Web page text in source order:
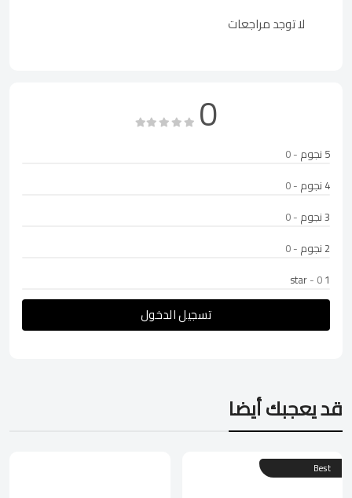
لا توجد مراجعات
0
5 نجوم
- 0
4 نجوم
- 0
3 نجوم
- 0
2 نجوم
- 0
1 star
- 0
تسجيل الدخول
قد يعجبك أيضا
Best